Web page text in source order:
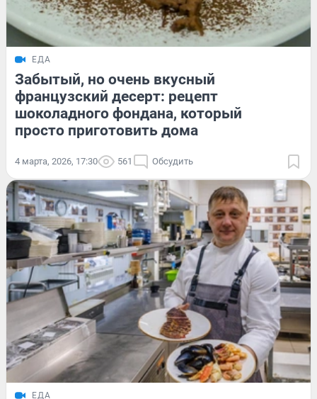
ЕДА
Забытый, но очень вкусный
французский десерт: рецепт
шоколадного фондана, который
просто приготовить дома
4 марта, 2026, 17:30 561 Обсудить
ЕДА